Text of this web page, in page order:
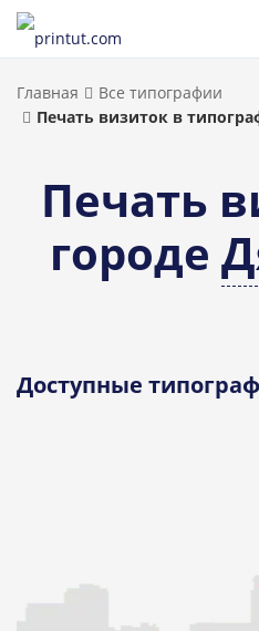
Главная
Все типографии
Печать визиток в
Печать
городе
Доступные